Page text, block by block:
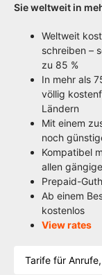
Sie weltweit in
Weltweit
schreiben –
zu 85 %
In mehr als
völlig
Ländern
Mit einem
noch
Kompatibel
allen
Prepaid-
Ab einem
kostenlos
View rates
Tarife für